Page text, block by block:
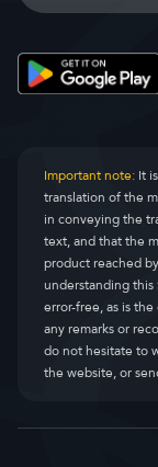
Important note:It
translation of the
in conveying the
text, and that the
product reached
understanding
error-free, as is
any remarks or
do not hesitate to
the website, or